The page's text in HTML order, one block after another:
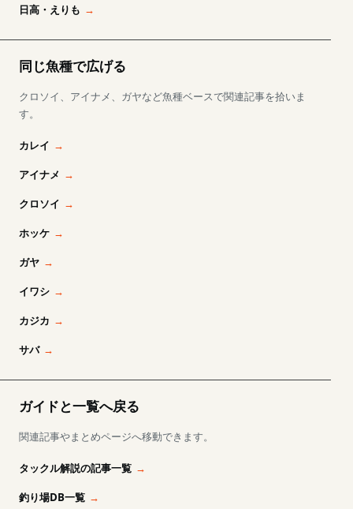
日高・えりも
同じ魚種で広げる
クロソイ、アイナメ、ガヤなど魚種ベースで関連記事を拾いま
す。
カレイ
アイナメ
クロソイ
ホッケ
ガヤ
イワシ
カジカ
サバ
ガイドと一覧へ戻る
関連記事やまとめページへ移動できます。
タックル解説の記事一覧
釣り場DB一覧